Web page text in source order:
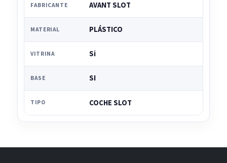
FABRICANTE AVANT SLOT
MATERIAL PLÁSTICO
VITRINA Si
BASE SI
TIPO COCHE SLOT